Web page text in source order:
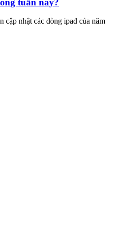
tuần này?
cập nhật các dòng ipad của năm